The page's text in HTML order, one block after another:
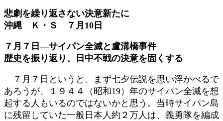
新
:
悲劇を繰り返さない決意新たに
沖縄 Ｋ・Ｓ ７月10日
７月７日―サイパン全滅と盧溝橋事件
歴史を振り返り、日中不戦の決意を固くする
７月７日というと、まず七夕伝説を思い浮かべるで
あろうが、１９４４（昭和19）年のサイパン全滅を想
起する人もいるのではないかと思う。当時サイパン島
に残留していた一般日本人約２万人は、義勇隊を編成